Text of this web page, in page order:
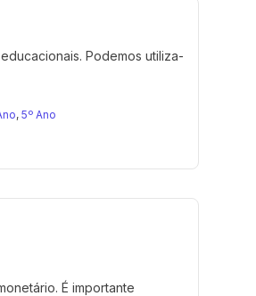
Podemos utiliza-
, 5º Ano
É importante